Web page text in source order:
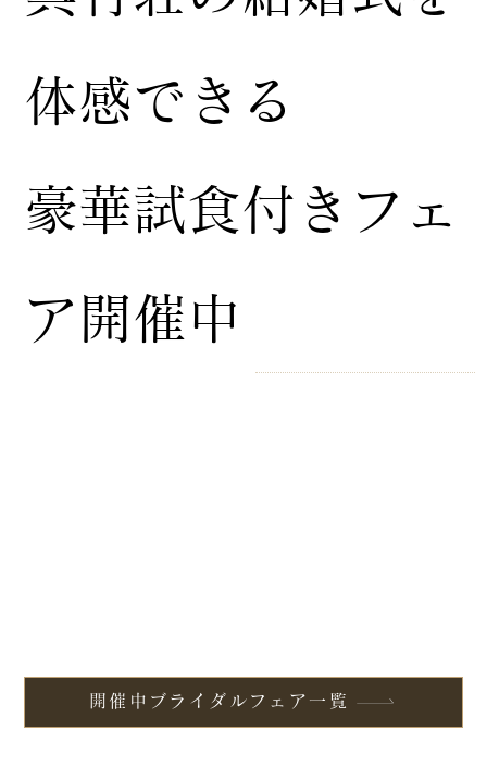
開催中ブライダルフェア一覧
体感できる
豪華試食付きフェ
ア開催中